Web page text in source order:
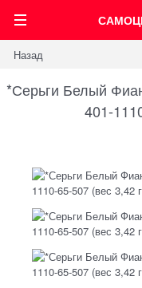
Назад
*Серьги Белый
401-